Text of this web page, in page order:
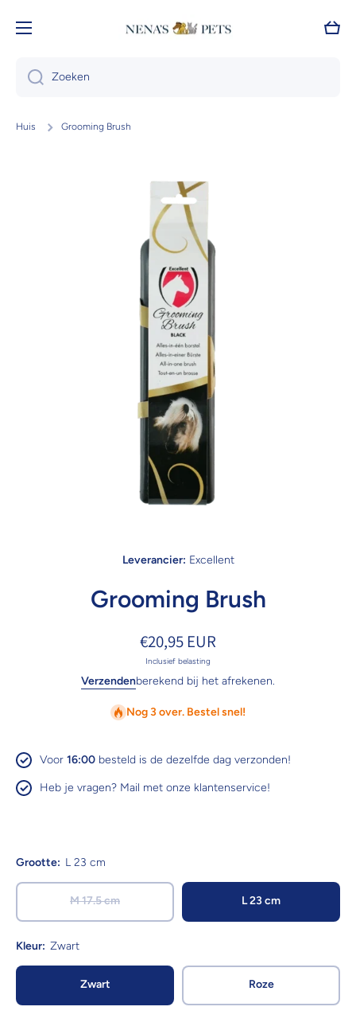
Doorgaan naar artikel
Zoeken
Huis Grooming Brush
Ga naar productinformatie
Leverancier: Excellent
Grooming Brush
€20,95 EUR
Inclusief belasting
Verzendenberekend bij het afrekenen.
Nog 3 over. Bestel snel!
Voor 16:00 besteld is de dezelfde dag verzonden!
Heb je vragen? Mail met onze klantenservice!
Grootte: L 23 cm
M 17.5 cm L 23 cm
Kleur: Zwart
Zwart Roze